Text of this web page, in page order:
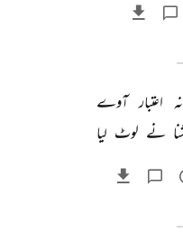
نہ اعتبار آوے
نے لوٹ لیا